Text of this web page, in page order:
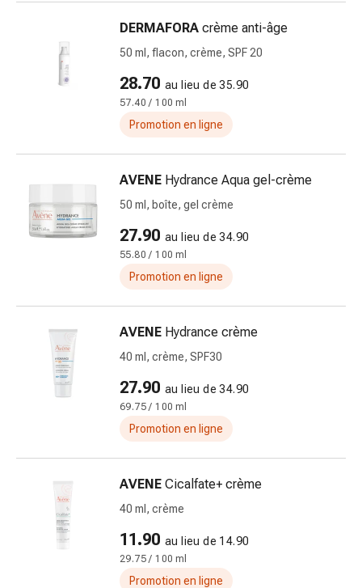
Compresses
Pansements
doigts
Pansements
de
fixation
Bandes
compression
Pansements
Bandes
de
pansement,
accessoires
Pansements
tubulaires
filets
Matériel
Brûlures
coups
DERMAFORA crème anti-âge
50 ml, flacon, crème, SPF 20
28.70 au lieu de 35.90
57.40 / 100 ml
Promotion en ligne
AVENE Hydrance Aqua gel-crème
50 ml, boîte, gel crème
27.90 au lieu de 34.90
55.80 / 100 ml
Promotion en ligne
AVENE Hydrance crème
40 ml, crème, SPF30
27.90 au lieu de 34.90
69.75 / 100 ml
Promotion en ligne
AVENE Cicalfate+ crème
40 ml, crème
11.90 au lieu de 14.90
29.75 / 100 ml
Promotion en ligne